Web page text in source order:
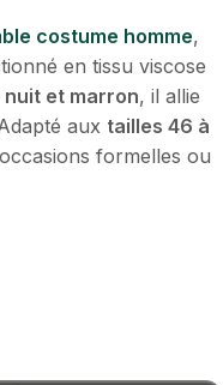
costume homme,
en tissu viscose
nuit et marron, il allie
aux tailles 46 à
formelles ou